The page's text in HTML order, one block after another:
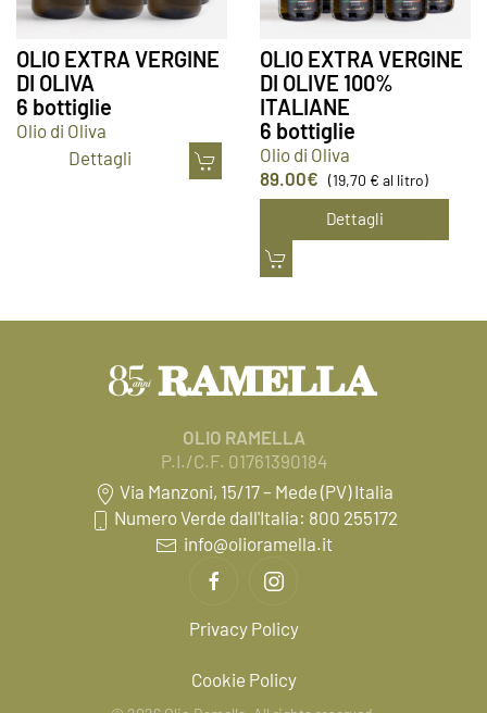
OLIO EXTRA VERGINE
DI OLIVA
6 bottiglie
Olio di Oliva
Dettagli
OLIO EXTRA VERGINE
DI OLIVE 100%
ITALIANE
6 bottiglie
Olio di Oliva
89.00€ (19,70 € al litro)
Dettagli
OLIO RAMELLA
P.I./C.F. 01761390184
Via Manzoni, 15/17 – Mede (PV) Italia
Numero Verde dall'Italia: 800 255172
info@olioramella.it
Privacy Policy
Cookie Policy